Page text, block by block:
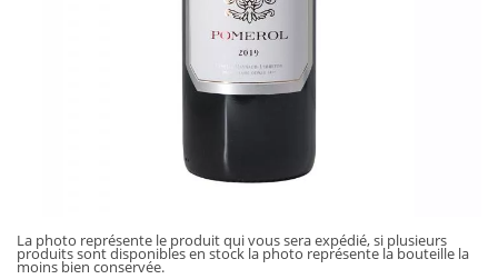
La photo représente le produit qui vous sera expédié, si plusieurs
produits sont disponibles en stock la photo représente la bouteille la
moins bien conservée.